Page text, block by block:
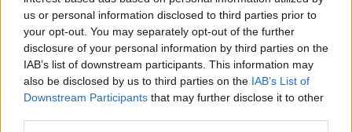
us or personal information disclosed to third parties prior to
your opt-out. You may separately opt-out of the further
disclosure of your personal information by third parties on the
IAB’s list of downstream participants. This information may
also be disclosed by us to third parties on the IAB’s List of
Downstream Participants that may further disclose it to other
κατάπωση ήη εισπνοή σωματιδίων βαρέων
μετάλλων και κυρίως μολύβδου. Για το λόγο
αυτό σήμερα έχει περιορισθεί σε μεγάλο βαθμό
η χρήση μολύβδου σε μπογιές, καύσιμα και
κονσέρβες, ενώ αντικαθίστανται και οι